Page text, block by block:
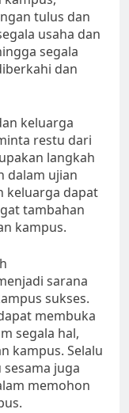
tulus dan
usaha dan
segala
dan
keluarga
restu dari
langkah
dalam ujian
keluarga dapat
tambahan
kampus.
sarana
sukses.
membuka
segala hal,
kampus. Selalu
juga
memohon